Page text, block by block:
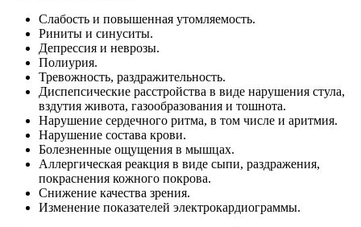
Слабость и повышенная утомляемость.
Риниты и синуситы.
Депрессия и неврозы.
Полиурия.
Тревожность, раздражительность.
Диспепсические расстройства в виде нарушения стула,
вздутия живота, газообразования и тошнота.
Нарушение сердечного ритма, в том числе и аритмия.
Нарушение состава крови.
Болезненные ощущения в мышцах.
Аллергическая реакция в виде сыпи, раздражения,
покраснения кожного покрова.
Снижение качества зрения.
Изменение показателей электрокардиограммы.